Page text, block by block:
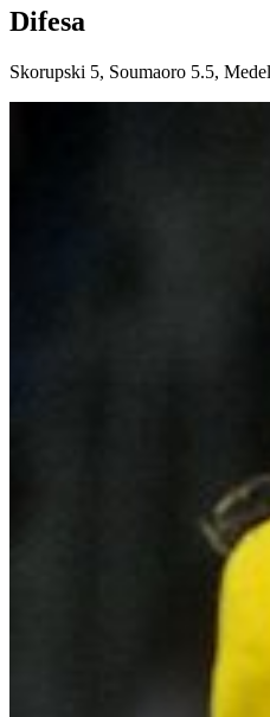
Difesa
Skorupski 5, Soumaoro 5.5,